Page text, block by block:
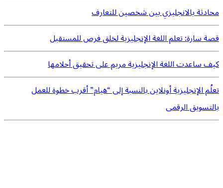
محادثة بالانجليزي بين شخصين للتعارف
قصة سارة: تعلم اللغة الإنجليزية لخلق فرص للمستقبل
كيف ساعدت اللغة الإنجليزية مريم على تحقيق أحلامها
تعلُم الإنجليزية أونلاين بالنسبة إلى “هيام” أقرب خطوة للعمل
بالتسويق الرقمى